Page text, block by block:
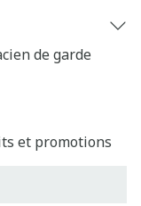
de garde
et promotions